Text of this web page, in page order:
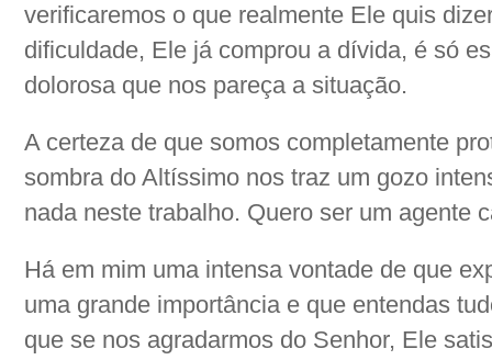
verificaremos o que realmente Ele quis
dificuldade, Ele já comprou a dívida, é só
dolorosa que nos pareça a situação.
A certeza de que somos completamente
sombra do Altíssimo nos traz um gozo
nada neste trabalho. Quero ser um agente
Há em mim uma intensa vontade de que
uma grande importância e que entendas
que se nos agradarmos do Senhor, Ele